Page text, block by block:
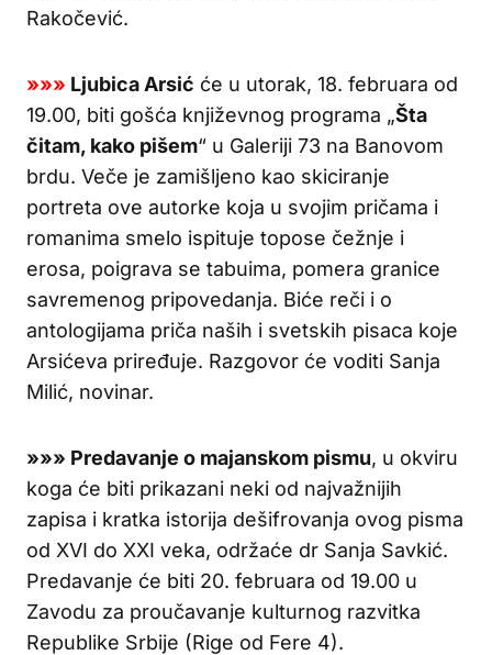
Rakočević.
»»» Ljubica Arsić će u utorak, 18. februara od
19.00, biti gošća književnog programa „Šta
čitam, kako pišem“ u Galeriji 73 na Banovom
brdu. Veče je zamišljeno kao skiciranje
portreta ove autorke koja u svojim pričama i
romanima smelo ispituje topose čežnje i
erosa, poigrava se tabuima, pomera granice
savremenog pripovedanja. Biće reči i o
antologijama priča naših i svetskih pisaca koje
Arsićeva priređuje. Razgovor će voditi Sanja
Milić, novinar.
»»» Predavanje o majanskom pismu, u okviru
koga će biti prikazani neki od najvažnijih
zapisa i kratka istorija dešifrovanja ovog pisma
od XVI do XXI veka, održaće dr Sanja Savkić.
Predavanje će biti 20. februara od 19.00 u
Zavodu za proučavanje kulturnog razvitka
Republike Srbije (Rige od Fere 4).